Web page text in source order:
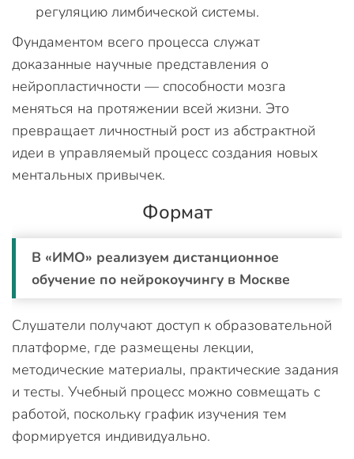
регуляцию лимбической системы.
Фундаментом всего процесса служат
доказанные научные представления о
нейропластичности — способности мозга
меняться на протяжении всей жизни. Это
превращает личностный рост из абстрактной
идеи в управляемый процесс создания новых
ментальных привычек.
Формат
В «ИМО» реализуем дистанционное
обучение по нейрокоучингу в Москве
Слушатели получают доступ к образовательной
платформе, где размещены лекции,
методические материалы, практические задания
и тесты. Учебный процесс можно совмещать с
работой, поскольку график изучения тем
формируется индивидуально.